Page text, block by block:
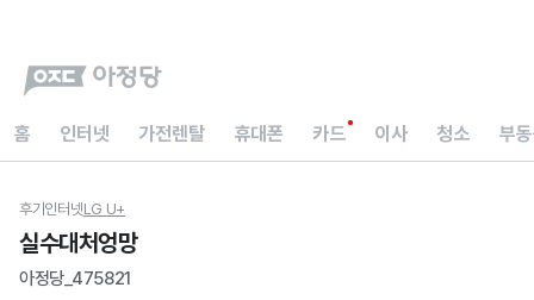
홈 인터넷 가전렌탈 휴대폰 카드 이사 청소 부
후기 인터넷LG U+
실수대처엉망
아정당_475821